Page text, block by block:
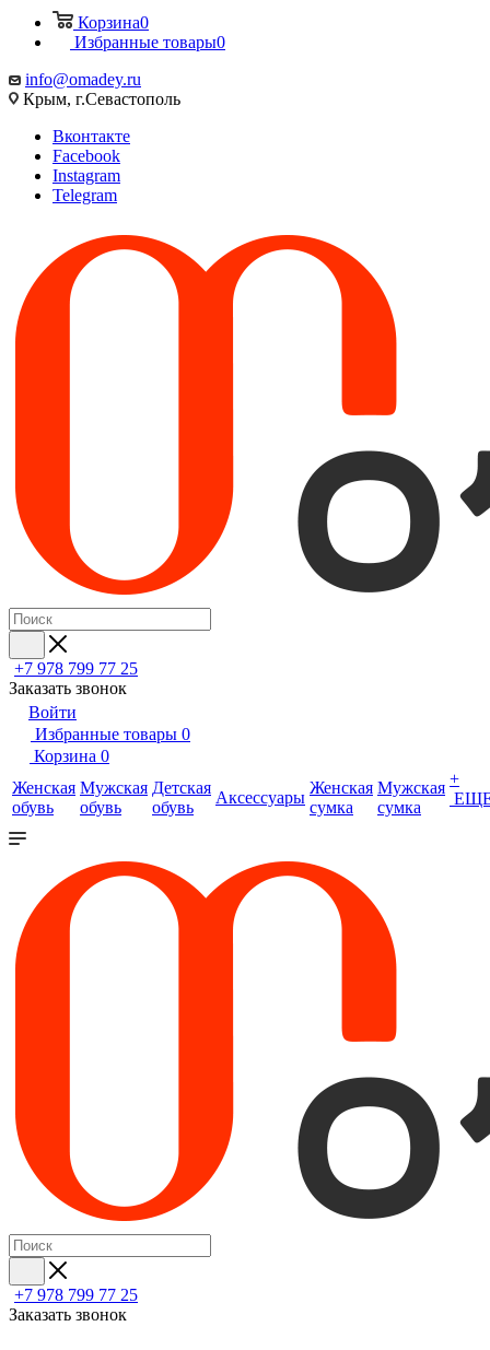
Корзина0
Избранные товары0
info@omadey.ru
Крым, г.Севастополь
Вконтакте
Facebook
Instagram
Telegram
+7 978 799 77 25
Заказать звонок
Войти
Избранные товары 0
Корзина 0
Женская
обувь
Мужская
обувь
Детская
обувь
Аксессуары
Женская
сумка
Мужская
сумка
+
+7 978 799 77 25
Заказать звонок